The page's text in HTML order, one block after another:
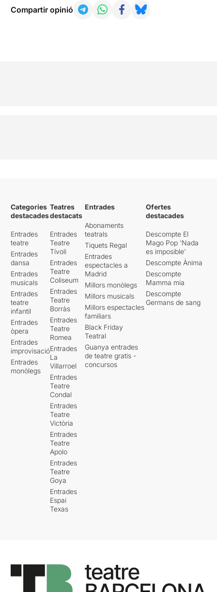
Compartir opinió
Categories
destacades
Entrades
teatre
Entrades
dansa
Entrades
musicals
Entrades
teatre
infantil
Entrades
òpera
Entrades
improvisació
Entrades
monòlegs
Teatres
destacats
Entrades
Teatre
Tívoli
Entrades
Teatre
Coliseum
Entrades
Teatre
Borràs
Entrades
Teatre
Romea
Entrades
La
Villarroel
Entrades
Teatre
Condal
Entrades
Teatre
Victòria
Entrades
Teatre
Apolo
Entrades
Teatre
Goya
Entrades
Espai
Texas
Entrades
Abonaments
teatrals
Tiquets Regal
Entrades
espectacles a
Madrid
Millors monòlegs
Millors musicals
Millors espectacles
familiars
Black Friday
Teatral
Guanya entrades
de teatre gratis -
concursos
Ofertes
destacades
Descompte El
Mago Pop 'Nada
es imposible'
Descompte Ànima
Descompte
Mamma mia
Descompte
Germans de sang